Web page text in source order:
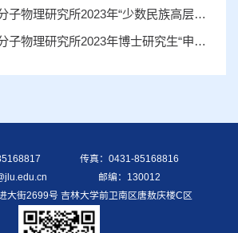
理研究所2023年“少数民族高层次骨干人才计划”复试考生名单
理研究所2023年博士研究生“申请考核制”拟录取名单公示
传真：0431-85168816
邮编：130012
大街2699号 吉林大学前卫南区唐敖庆楼C区